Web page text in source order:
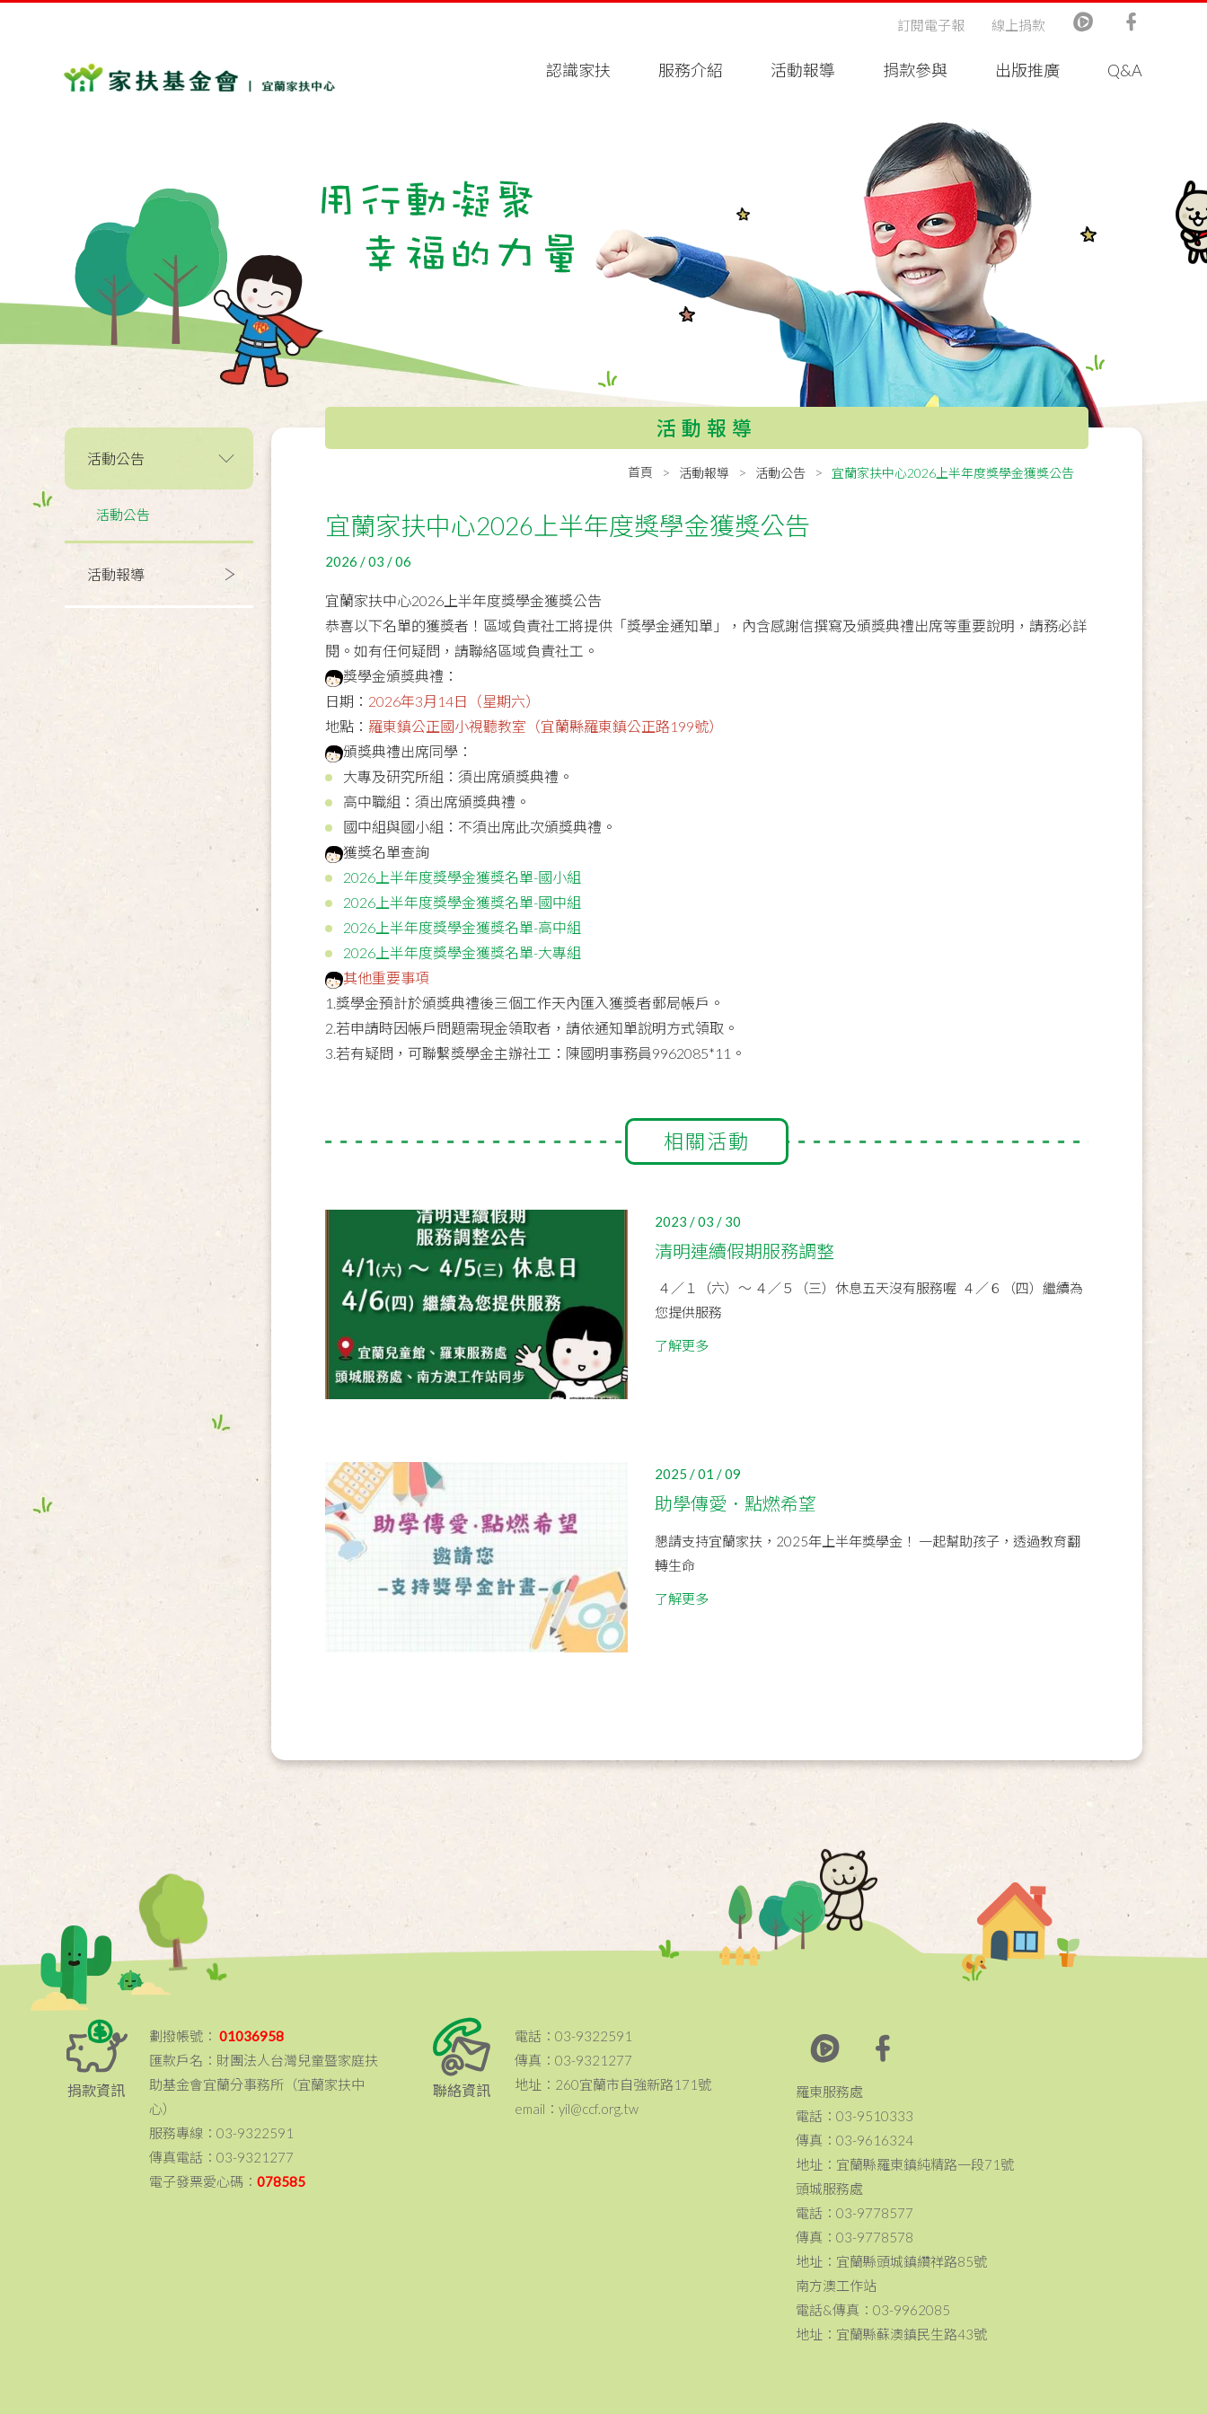
認識家扶 服務介紹 活動報導 捐款參與 出版推廣 Q&A
訂閱電子報 線上捐款
活動公告
活動公告
活動報導
活動報導
首頁 活動報導 活動公告 宜蘭家扶中心2026上半年度獎學金獲獎公告
宜蘭家扶中心2026上半年度獎學金獲獎公告
2026 / 03 / 06
宜蘭家扶中心2026上半年度獎學金獲獎公告
恭喜以下名單的獲獎者！區域負責社工將提供「獎學金通知單」，內含感謝信撰寫及頒獎典禮出席等重要說明，請務必詳
閱。如有任何疑問，請聯絡區域負責社工。
獎學金頒獎典禮：
日期： 2026年3月14日（星期六）
地點： 羅東鎮公正國小視聽教室（宜蘭縣羅東鎮公正路199號）
頒獎典禮出席同學：
大專及研究所組：須出席頒獎典禮。
高中職組：須出席頒獎典禮。
國中組與國小組：不須出席此次頒獎典禮。
獲獎名單查詢
2026上半年度獎學金獲獎名單-國小組
2026上半年度獎學金獲獎名單-國中組
2026上半年度獎學金獲獎名單-高中組
2026上半年度獎學金獲獎名單-大專組
其他重要事項
1.獎學金預計於頒獎典禮後三個工作天內匯入獲獎者郵局帳戶。
2.若申請時因帳戶問題需現金領取者，請依通知單說明方式領取。
3.若有疑問，可聯繫獎學金主辦社工：陳國明事務員9962085*11。
相關活動
2023 / 03 / 30
清明連續假期服務調整
４／１（六）～ ４／５（三）休息五天沒有服務喔 ４／６（四）繼續為
您提供服務
了解更多
2025 / 01 / 09
助學傳愛．點燃希望
懇請支持宜蘭家扶，2025年上半年獎學金！ 一起幫助孩子，透過教育翻
轉生命
了解更多
捐款資訊
劃撥帳號： 01036958
匯款戶名：財團法人台灣兒童暨家庭扶
助基金會宜蘭分事務所（宜蘭家扶中
心）
服務專線：03-9322591
傳真電話：03-9321277
電子發票愛心碼： 078585
聯絡資訊
電話：03-9322591
傳真：03-9321277
地址：260宜蘭市自強新路171號
email：yil@ccf.org.tw
羅東服務處
電話：03-9510333
傳真：03-9616324
地址：宜蘭縣羅東鎮純精路一段71號
頭城服務處
電話：03-9778577
傳真：03-9778578
地址：宜蘭縣頭城鎮纘祥路85號
南方澳工作站
電話&傳真：03-9962085
地址：宜蘭縣蘇澳鎮民生路43號